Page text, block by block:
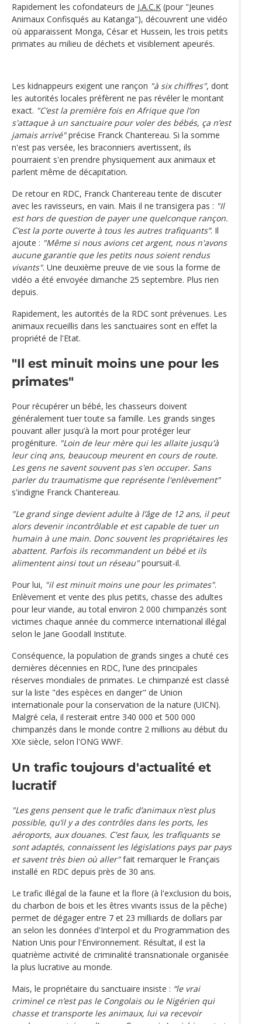
Rapidement les cofondateurs de J.A.C.K (pour "Jeunes
Animaux Confisqués au Katanga"), découvrent une vidéo
où apparaissent Monga, César et Hussein, les trois petits
primates au milieu de déchets et visiblement apeurés.
Les kidnappeurs exigent une rançon "à six chiffres", dont
les autorités locales préfèrent ne pas révéler le montant
exact. "C’est la première fois en Afrique que l’on
s'attaque à un sanctuaire pour voler des bébés, ça n’est
jamais arrivé"précise Franck Chantereau. Si la somme
n'est pas versée, les braconniers avertissent, ils
pourraient s'en prendre physiquement aux animaux et
parlent même de décapitation.
De retour en RDC, Franck Chantereau tente de discuter
avec les ravisseurs, en vain. Mais il ne transigera pas : "Il
est hors de question de payer une quelconque rançon.
C’est la porte ouverte à tous les autres trafiquants”. Il
ajoute : "Même si nous avions cet argent, nous n'avons
aucune garantie que les petits nous soient rendus
vivants". Une deuxième preuve de vie sous la forme de
vidéo a été envoyée dimanche 25 septembre. Plus rien
depuis.
Rapidement, les autorités de la RDC sont prévenues. Les
animaux recueillis dans les sanctuaires sont en effet la
propriété de l'Etat.
"Il est minuit moins une pour les
primates"
Pour récupérer un bébé, les chasseurs doivent
généralement tuer toute sa famille. Les grands singes
pouvant aller jusqu’à la mort pour protéger leur
progéniture. "Loin de leur mère qui les allaite jusqu'à
leur cinq ans, beaucoup meurent en cours de route.
Les gens ne savent souvent pas s'en occuper. Sans
parler du traumatisme que représente l'enlèvement"
s'indigne Franck Chantereau.
"Le grand singe devient adulte à l’âge de 12 ans, il peut
alors devenir incontrôlable et est capable de tuer un
humain à une main. Donc souvent les propriétaires les
abattent. Parfois ils recommandent un bébé et ils
alimentent ainsi tout un réseau"poursuit-il.
Pour lui, "il est minuit moins une pour les primates".
Enlèvement et vente des plus petits, chasse des adultes
pour leur viande, au total environ 2 000 chimpanzés sont
victimes chaque année du commerce international illégal
selon le Jane Goodall Institute.
Conséquence, la population de grands singes a chuté ces
dernières décennies en RDC, l’une des principales
réserves mondiales de primates. Le chimpanzé est classé
sur la liste "des espèces en danger" de Union
internationale pour la conservation de la nature (UICN).
Malgré cela, il resterait entre 340 000 et 500 000
chimpanzés dans le monde contre 2 millions au début du
XXe siècle, selon l'ONG WWF.
Un trafic toujours d'actualité et
lucratif
"Les gens pensent que le trafic d’animaux n’est plus
possible, qu’il y a des contrôles dans les ports, les
aéroports, aux douanes. C'est faux, les trafiquants se
sont adaptés, connaissent les législations pays par pays
et savent très bien où aller"fait remarquer le Français
installé en RDC depuis près de 30 ans.
Le trafic illégal de la faune et la flore (à l'exclusion du bois,
du charbon de bois et les êtres vivants issus de la pêche)
permet de dégager entre 7 et 23 milliards de dollars par
an selon les données d'Interpol et du Programmation des
Nation Unis pour l'Environnement. Résultat, il est la
quatrième activité de criminalité transnationale organisée
la plus lucrative au monde.
Mais, le propriétaire du sanctuaire insiste : “le vrai
criminel ce n’est pas le Congolais ou le Nigérien qui
chasse et transporte les animaux, lui va recevoir